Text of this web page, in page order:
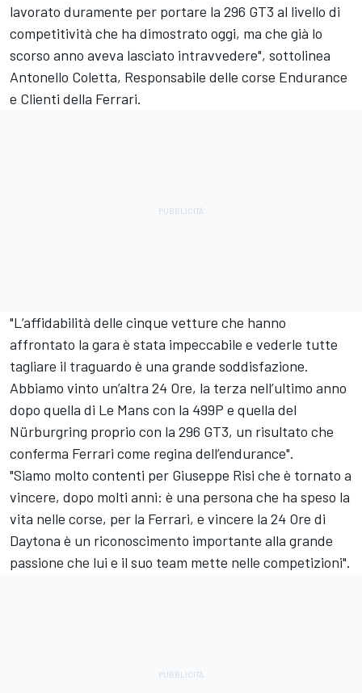
lavorato duramente per portare la 296 GT3 al livello di
competitività che ha dimostrato oggi, ma che già lo
scorso anno aveva lasciato intravvedere", sottolinea
Antonello Coletta, Responsabile delle corse Endurance
e Clienti della Ferrari.
"L’affidabilità delle cinque vetture che hanno
affrontato la gara è stata impeccabile e vederle tutte
tagliare il traguardo è una grande soddisfazione.
Abbiamo vinto un’altra 24 Ore, la terza nell’ultimo anno
dopo quella di Le Mans con la 499P e quella del
Nürburgring proprio con la 296 GT3, un risultato che
conferma Ferrari come regina dell’endurance".
"Siamo molto contenti per Giuseppe Risi che è tornato a
vincere, dopo molti anni: è una persona che ha speso la
vita nelle corse, per la Ferrari, e vincere la 24 Ore di
Daytona è un riconoscimento importante alla grande
passione che lui e il suo team mette nelle competizioni".